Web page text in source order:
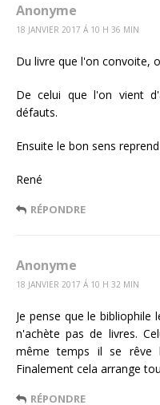
Anonyme
18 JANVIER 2017 Á 10 H 36 MIN
Du livre que l'on convoite,
De celui que l'on vient
défauts.
Ensuite le bon sens
René
RÉPONDRE
Anonyme
18 JANVIER 2017 Á 10 H 32 MIN
Je pense que le bibliophile
n'achète pas de livres.
même temps il se rêve
Finalement cela arrange
RÉPONDRE